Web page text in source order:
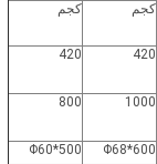
كجم كجم
420
420
1000
800
Φ68*600
Φ60*500